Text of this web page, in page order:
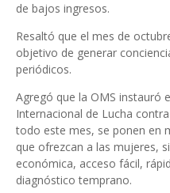
de bajos ingresos.
Resaltó que el mes de
objetivo de generar
periódicos.
Agregó que la OMS instauró
Internacional de Lucha
todo este mes, se ponen en
que ofrezcan a las mujeres,
económica, acceso fácil,
diagnóstico temprano.